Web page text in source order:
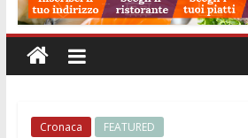
VR
Musei gratis a Padova per tutto
visitare
Cronaca FEATURED